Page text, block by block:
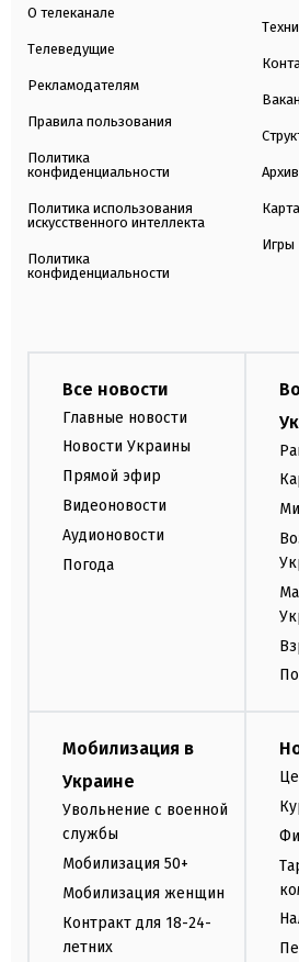
О телеканале
Телеведущие
Рекламодателям
Правила пользования
Политика
конфиденциальности
Политика использования
искусственного интеллекта
Политика
конфиденциальности
Архив
Игры
Все новости
Главные новости
Новости Украины
Прямой эфир
Видеоновости
Аудионовости
Погода
Мобилизация в
Украине
Увольнение с военной
службы
Мобилизация 50+
Мобилизация женщин
Контракт для 18-24-
летних